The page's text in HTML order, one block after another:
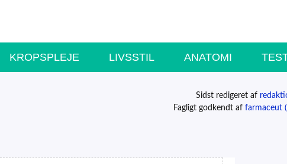
KROPSPLEJE LIVSSTIL ANATOMI
Sidst redigeret af
Fagligt godkendt af farmaceut